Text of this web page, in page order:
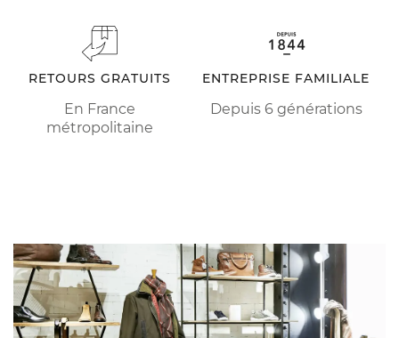
RETOURS GRATUITS
En France
métropolitaine
ENTREPRISE FAMILIALE
Depuis 6 générations